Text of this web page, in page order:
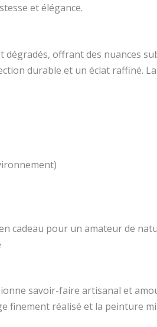
et élégance.
offrant des nuances
durable et un éclat raffiné.
cadeau pour un amateur de
savoir-faire artisanal et
finement réalisé et la peinture